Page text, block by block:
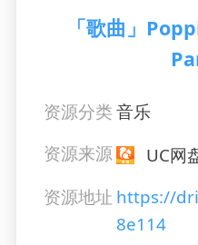
「歌曲」
资源分类音乐
资源来源
UC网
资源地址 https://
8e114